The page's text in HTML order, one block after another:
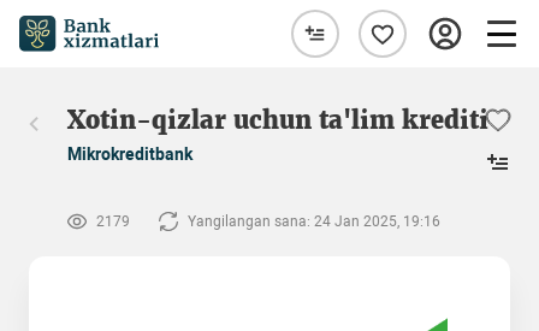
Xotin-qizlar uchun ta'lim krediti
Mikrokreditbank
2179 Yangilangan sana: 24 Jan 2025, 19:16